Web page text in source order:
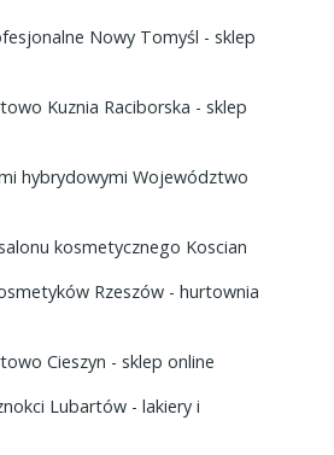
Nowy Tomyśl - sklep
Kuznia Raciborska - sklep
hybrydowymi Województwo
kosmetycznego Koscian
Rzeszów - hurtownia
Cieszyn - sklep online
Lubartów - lakiery i